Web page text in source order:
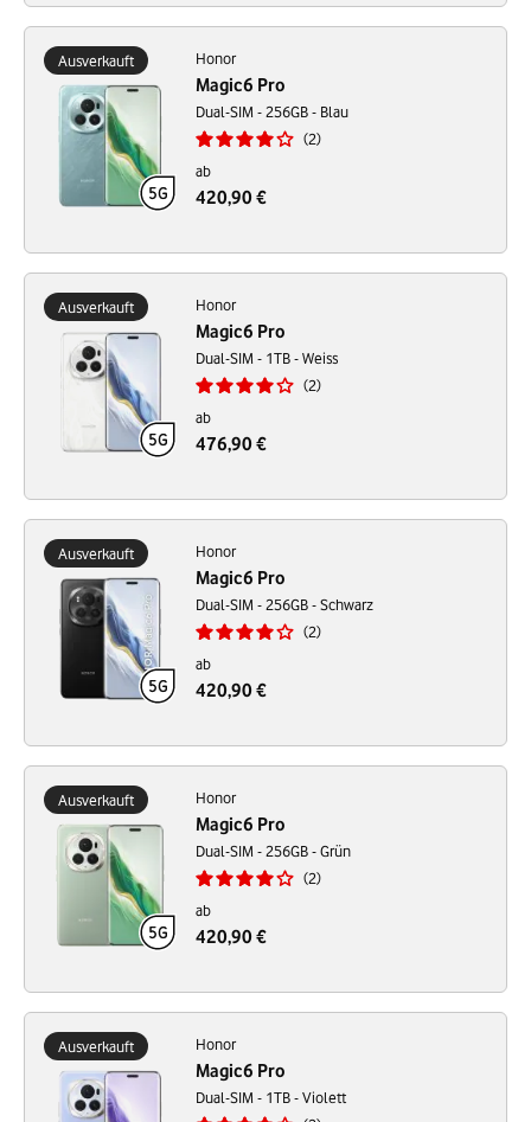
Ausverkauft Honor
Magic6 Pro
Dual-SIM - 256GB - Blau
2
ab
420,90 €
Ausverkauft Honor
Magic6 Pro
Dual-SIM - 1TB - Weiss
2
ab
476,90 €
Ausverkauft Honor
Magic6 Pro
Dual-SIM - 256GB - Schwarz
2
ab
420,90 €
Ausverkauft Honor
Magic6 Pro
Dual-SIM - 256GB - Grün
2
ab
420,90 €
Ausverkauft Honor
Magic6 Pro
Dual-SIM - 1TB - Violett